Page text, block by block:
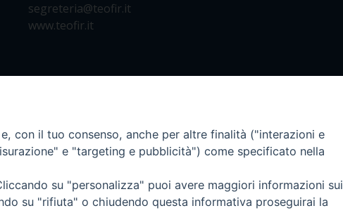
segreteria@teofir.it
www.teofir.it
con il tuo consenso, anche per altre finalità ("interazioni e
e "targeting e pubblicità") come specificato nella
su "personalizza" puoi avere maggiori informazioni sui
su "rifiuta" o chiudendo questa informativa proseguirai la